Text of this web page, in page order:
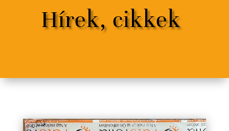
Hírek, cikkek